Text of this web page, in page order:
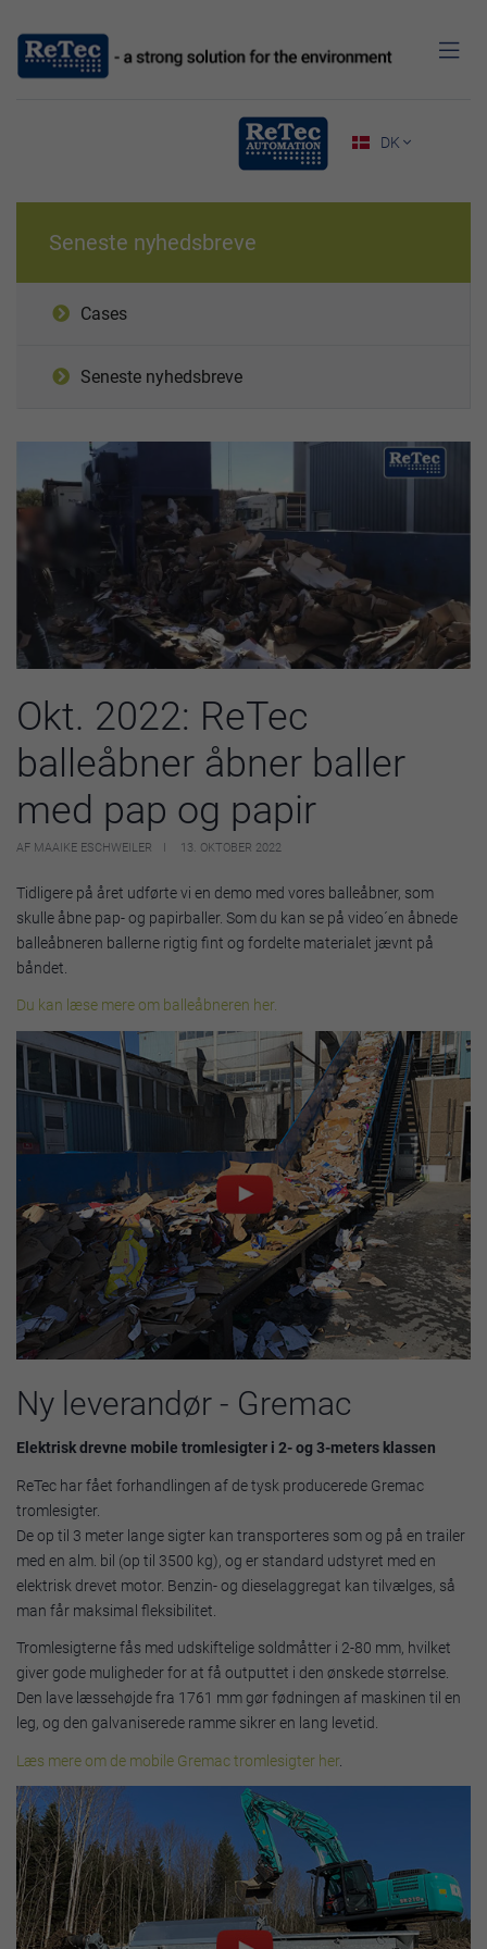

DK 
Seneste nyhedsbreve
Cases
Seneste nyhedsbreve
Okt. 2022: ReTec
balleåbner åbner baller
med pap og papir
AF MAAIKE ESCHWEILER 13. OKTOBER 2022
Tidligere på året udførte vi en demo med vores balleåbner, som
skulle åbne pap- og papirballer. Som du kan se på video´en åbnede
balleåbneren ballerne rigtig fint og fordelte materialet jævnt på
båndet.
Du kan læse mere om balleåbneren her.
Ny leverandør - Gremac
Elektrisk drevne mobile tromlesigter i 2- og 3-meters klassen
ReTec har fået forhandlingen af de tysk producerede Gremac
tromlesigter.
De op til 3 meter lange sigter kan transporteres som og på en trailer
med en alm. bil (op til 3500 kg), og er standard udstyret med en
elektrisk drevet motor. Benzin- og dieselaggregat kan tilvælges, så
man får maksimal fleksibilitet.
Tromlesigterne fås med udskiftelige soldmåtter i 2-80 mm, hvilket
giver gode muligheder for at få outputtet i den ønskede størrelse.
Den lave læssehøjde fra 1761 mm gør fødningen af maskinen til en
leg, og den galvaniserede ramme sikrer en lang levetid.
Læs mere om de mobile Gremac tromlesigter her.